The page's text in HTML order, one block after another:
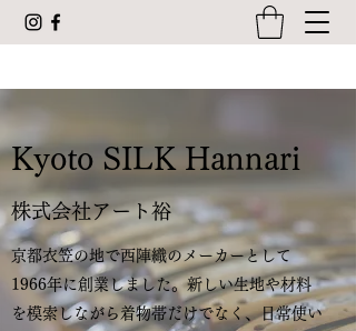
Kyoto SILK Hannari
株式会社アート裕
京都衣笠の地で西陣織のメーカーとして
1966年に創業しました。新しい生地や材料
を模索しながら着物帯だけでなく、日常使い